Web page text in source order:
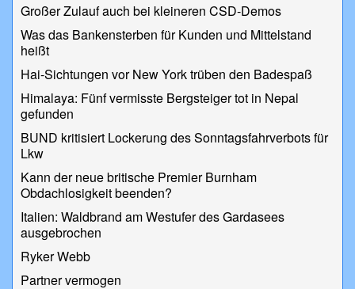
Großer Zulauf auch bei kleineren CSD-Demos
Was das Bankensterben für Kunden und Mittelstand
heißt
Hai-Sichtungen vor New York trüben den Badespaß
Himalaya: Fünf vermisste Bergsteiger tot in Nepal
gefunden
BUND kritisiert Lockerung des Sonntagsfahrverbots für
Lkw
Kann der neue britische Premier Burnham
Obdachlosigkeit beenden?
Italien: Waldbrand am Westufer des Gardasees
ausgebrochen
Ryker Webb
Partner vermogen